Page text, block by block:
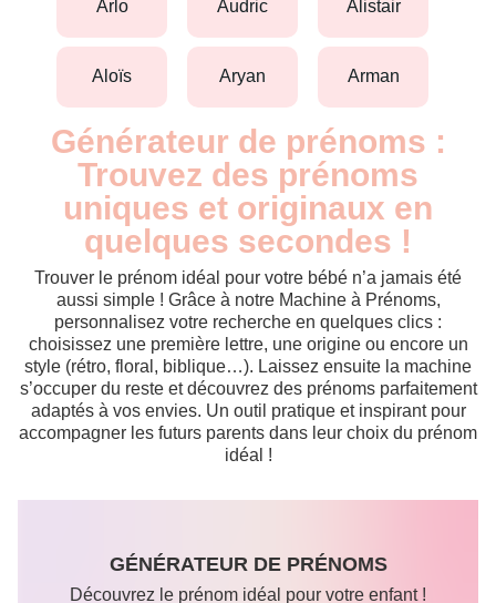
arlo audric alistair
aloïs aryan arman
Générateur de prénoms :
Trouvez des prénoms
uniques et originaux en
quelques secondes !
Trouver le prénom idéal pour votre bébé n’a jamais été
aussi simple ! Grâce à notre Machine à Prénoms,
personnalisez votre recherche en quelques clics :
choisissez une première lettre, une origine ou encore un
style (rétro, floral, biblique…). Laissez ensuite la machine
s’occuper du reste et découvrez des prénoms parfaitement
adaptés à vos envies. Un outil pratique et inspirant pour
accompagner les futurs parents dans leur choix du prénom
idéal !
GÉNÉRATEUR DE PRÉNOMS
Découvrez le prénom idéal pour votre enfant !